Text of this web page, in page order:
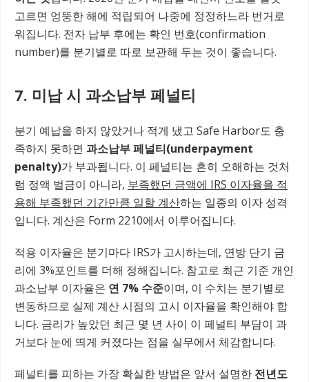
고르면 엉뚱한 해에 적립되어 나중에 정정하느라 번거로
워집니다. 전자 납부 후에는 확인 번호(confirmation
number)를 분기별로 따로 보관해 두는 것이 좋습니다.
7. 미납 시 과소납부 페널티
분기 예납을 하지 않았거나 적게 냈고 Safe Harbor도 충
족하지 못하면 과소납부 페널티(underpayment
penalty)가 부과됩니다. 이 페널티는 흔히 오해하는 것처
럼 정액 벌금이 아니라, 부족했던 금액에 IRS 이자율을 적
용해 부족했던 기간만큼 일할 계산하는 일종의 이자 성격
입니다. 계산은 Form 2210에서 이루어집니다.
적용 이자율은 분기마다 IRS가 고시하는데, 연방 단기 금
리에 3%포인트를 더해 정해집니다. 참고로 최근 기준 개인
과소납부 이자율은 연 7% 수준이며, 이 수치는 분기별로
변동하므로 실제 계산 시점의 고시 이자율을 확인해야 합
니다. 금리가 높았던 최근 몇 년 사이 이 페널티 부담이 과
거보다 눈에 띄게 커졌다는 점을 실무에서 체감합니다.
페널티를 피하는 가장 확실한 방법은 앞서 설명한 전년도